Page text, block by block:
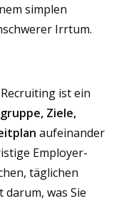
simplen
Irrtum.
ist ein
Ziele,
aufeinander
Employer-
täglichen
was Sie